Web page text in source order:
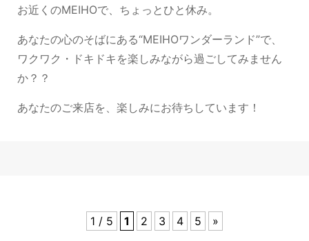
お近くのMEIHOで、ちょっとひと休み。
あなたの心のそばにある“MEIHOワンダーランド”で、
ワクワク・ドキドキを楽しみながら過ごしてみません
か？？
あなたのご来店を、楽しみにお待ちしています！
1 / 5 1 2 3 4 5 »